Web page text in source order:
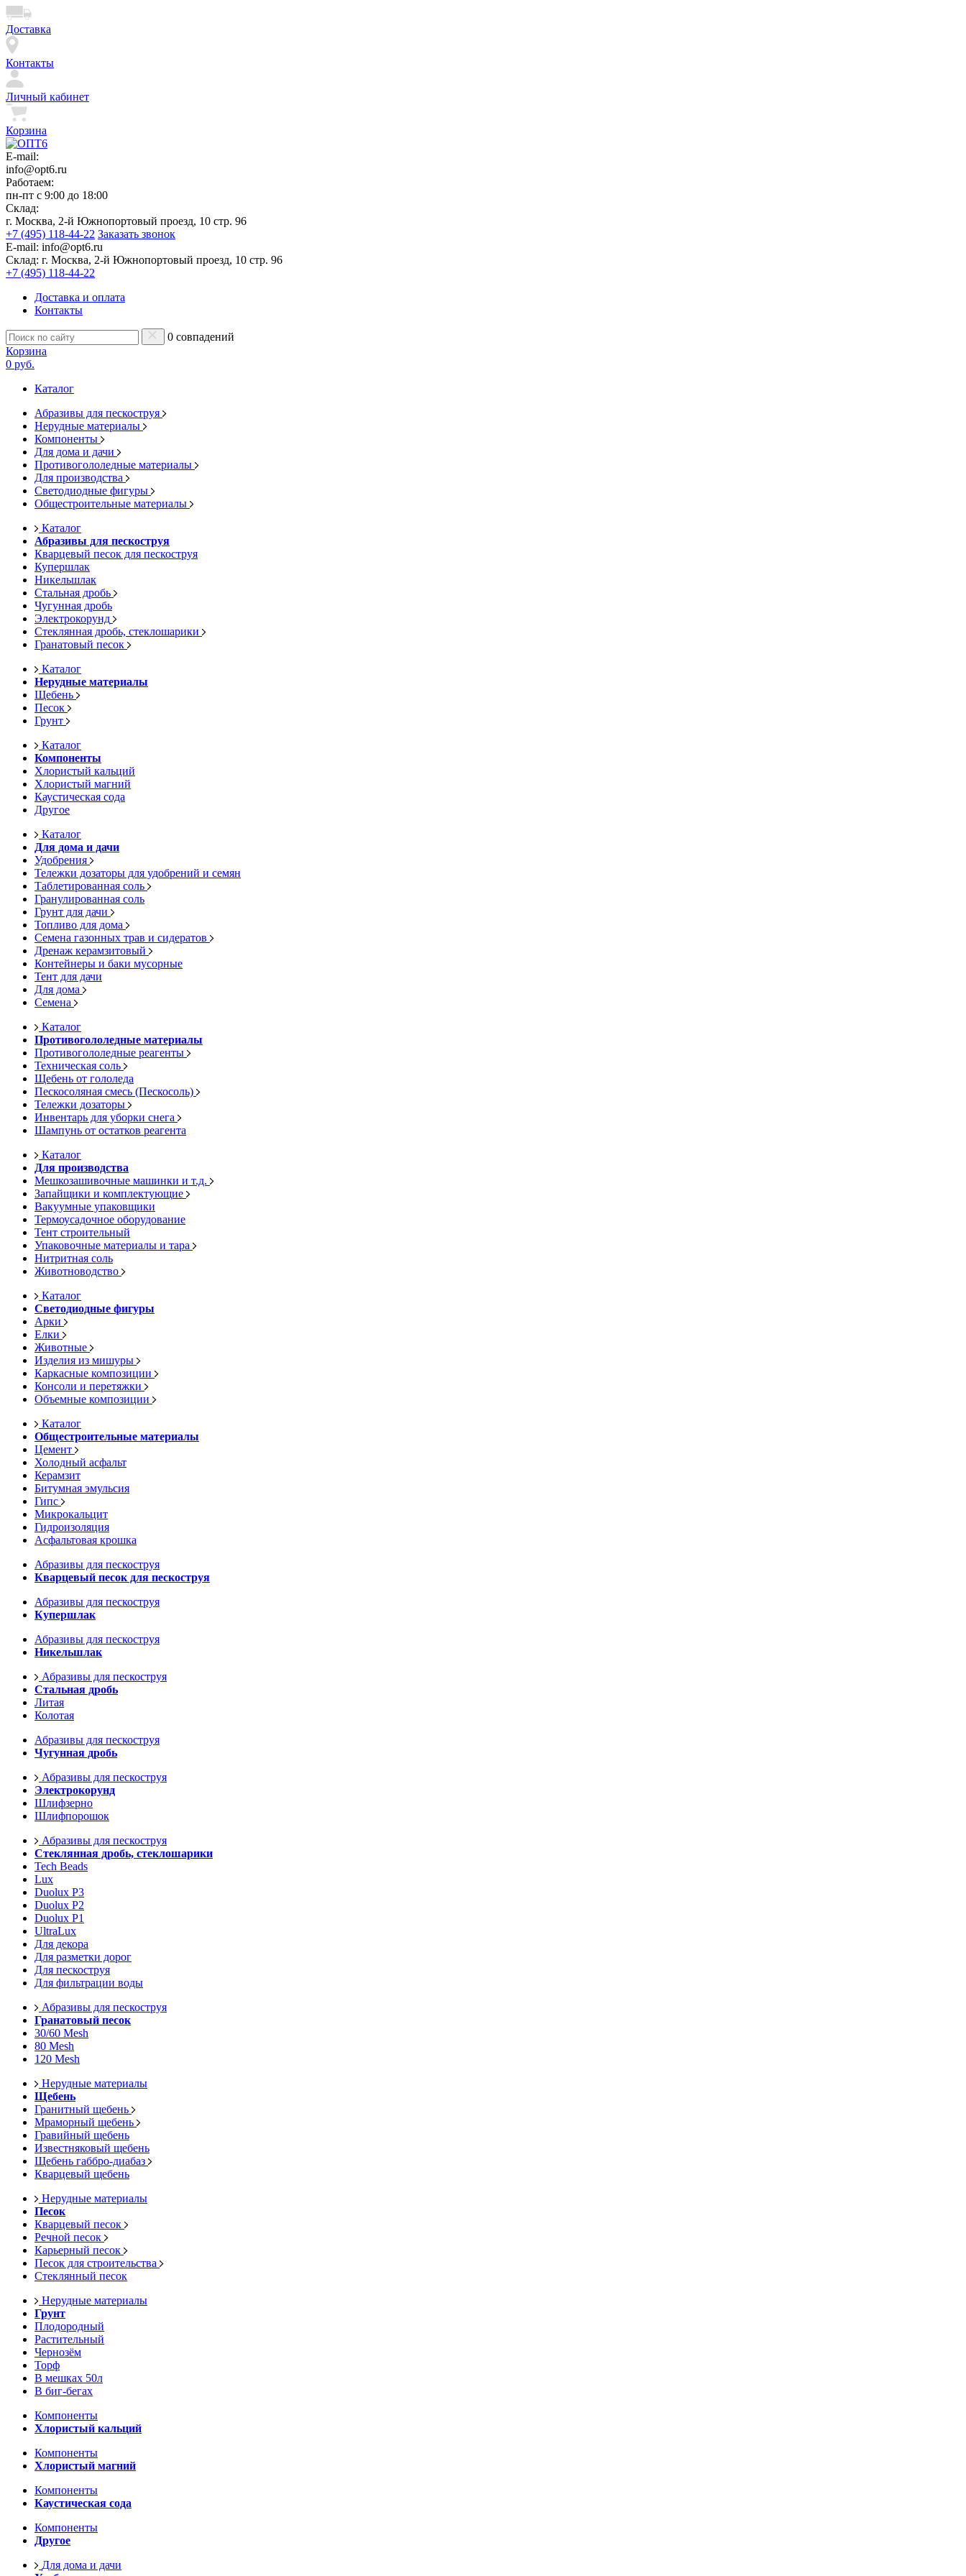
Доставка
Контакты
Личный кабинет
Корзина
E-mail:
info@opt6.ru
Работаем:
пн-пт с 9:00 до 18:00
Склад:
г. Москва, 2-й Южнопортовый проезд, 10 стр. 96
+7 (495) 118-44-22 Заказать звонок
E-mail: info@opt6.ru
Склад: г. Москва, 2-й Южнопортовый проезд, 10 стр. 96
+7 (495) 118-44-22
Доставка и оплата
Контакты
0 совпадений
Корзина
0 руб.
Каталог
Абразивы для пескоструя
Нерудные материалы
Компоненты
Для дома и дачи
Противогололедные материалы
Для производства
Светодиодные фигуры
Общестроительные материалы
Каталог
Абразивы для пескоструя
Кварцевый песок для пескоструя
Купершлак
Никельшлак
Стальная дробь
Чугунная дробь
Электрокорунд
Стеклянная дробь, стеклошарики
Гранатовый песок
Каталог
Нерудные материалы
Щебень
Песок
Грунт
Каталог
Компоненты
Хлористый кальций
Хлористый магний
Каустическая сода
Другое
Каталог
Для дома и дачи
Удобрения
Тележки дозаторы для удобрений и семян
Таблетированная соль
Гранулированная соль
Грунт для дачи
Топливо для дома
Семена газонных трав и сидератов
Дренаж керамзитовый
Контейнеры и баки мусорные
Тент для дачи
Для дома
Семена
Каталог
Противогололедные материалы
Противогололедные реагенты
Техническая соль
Щебень от гололеда
Пескосоляная смесь (Пескосоль)
Тележки дозаторы
Инвентарь для уборки снега
Шампунь от остатков реагента
Каталог
Для производства
Мешкозашивочные машинки и т.д.
Запайщики и комплектующие
Вакуумные упаковщики
Термоусадочное оборудование
Тент строительный
Упаковочные материалы и тара
Нитритная соль
Животноводство
Каталог
Светодиодные фигуры
Арки
Елки
Животные
Изделия из мишуры
Каркасные композиции
Консоли и перетяжки
Объемные композиции
Каталог
Общестроительные материалы
Цемент
Холодный асфальт
Керамзит
Битумная эмульсия
Гипс
Микрокальцит
Гидроизоляция
Асфальтовая крошка
Абразивы для пескоструя
Кварцевый песок для пескоструя
Абразивы для пескоструя
Купершлак
Абразивы для пескоструя
Никельшлак
Абразивы для пескоструя
Стальная дробь
Литая
Колотая
Абразивы для пескоструя
Чугунная дробь
Абразивы для пескоструя
Электрокорунд
Шлифзерно
Шлифпорошок
Абразивы для пескоструя
Стеклянная дробь, стеклошарики
Tech Beads
Lux
Duolux P3
Duolux P2
Duolux P1
UltraLux
Для декора
Для разметки дорог
Для пескоструя
Для фильтрации воды
Абразивы для пескоструя
Гранатовый песок
30/60 Mesh
80 Mesh
120 Mesh
Нерудные материалы
Щебень
Гранитный щебень
Мраморный щебень
Гравийный щебень
Известняковый щебень
Щебень габбро-диабаз
Кварцевый щебень
Нерудные материалы
Песок
Кварцевый песок
Речной песок
Карьерный песок
Песок для строительства
Стеклянный песок
Нерудные материалы
Грунт
Плодородный
Растительный
Чернозём
Торф
В мешках 50л
В биг-бегах
Компоненты
Хлористый кальций
Компоненты
Хлористый магний
Компоненты
Каустическая сода
Компоненты
Другое
Для дома и дачи